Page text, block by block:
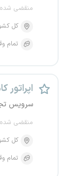
منقضی شده
کل
تمام
اپراتور
سرویس
منقضی شده
کل
تمام